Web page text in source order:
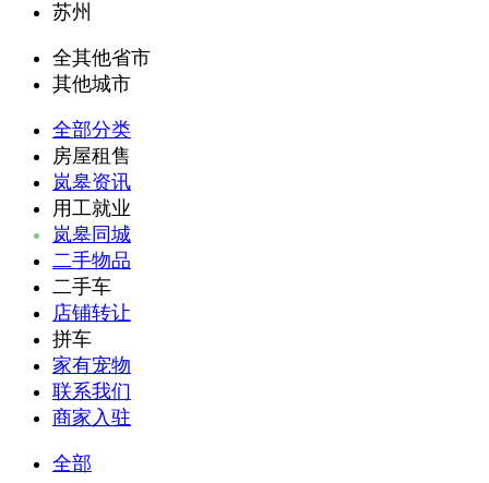
苏州
全其他省市
其他城市
全部分类
房屋租售
岚皋资讯
用工就业
岚皋同城
二手物品
二手车
店铺转让
拼车
家有宠物
联系我们
商家入驻
全部